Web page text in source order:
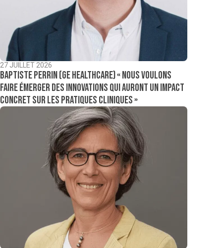
27 JUILLET 2026
Baptiste Perrin (GE Healthcare) « Nous voulons
faire émerger des innovations qui auront un impact
concret sur les pratiques cliniques »